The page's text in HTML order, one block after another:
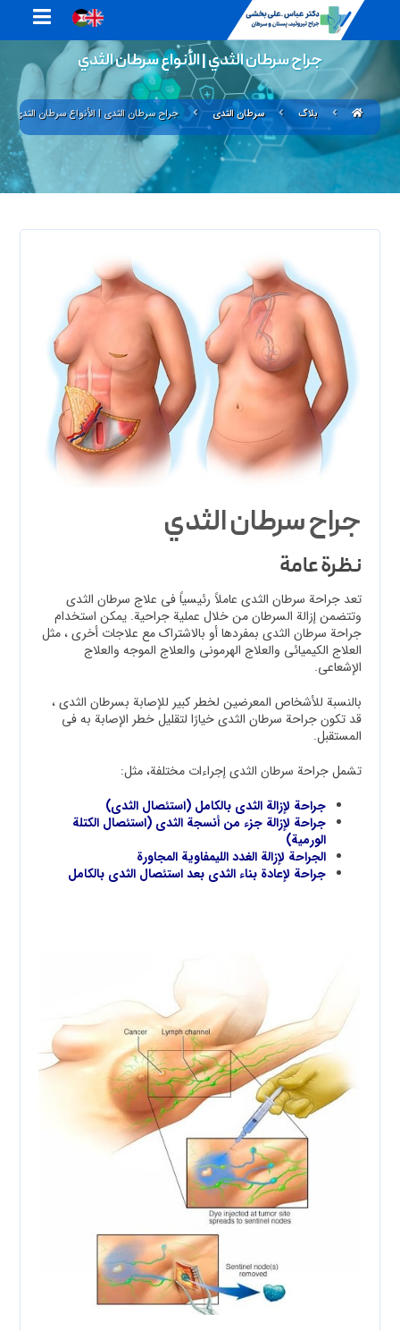
جراح سرطان الثدي | الأنواع سرطان الثدي
بلاگ سرطان الثدي جراح سرطان الثدي | الأنواع سرطان الثدي
جراح سرطان الثدي
نظرة عامة
تعد جراحة سرطان الثدي عاملاً رئيسياً في علاج سرطان الثدي
وتتضمن إزالة السرطان من خلال عملية جراحية. يمكن استخدام
جراحة سرطان الثدي بمفردها أو بالاشتراك مع علاجات أخرى ، مثل
العلاج الكيميائي والعلاج الهرموني والعلاج الموجه والعلاج
الإشعاعي.
بالنسبة للأشخاص المعرضين لخطر كبير للإصابة بسرطان الثدي ،
قد تكون جراحة سرطان الثدي خيارًا لتقليل خطر الإصابة به في
المستقبل.
تشمل جراحة سرطان الثدي إجراءات مختلفة، مثل:
جراحة لإزالة الثدي بالكامل (استئصال الثدي)
جراحة لإزالة جزء من أنسجة الثدي (استئصال الكتلة
الورمية)
الجراحة لإزالة الغدد الليمفاوية المجاورة
جراحة لإعادة بناء الثدي بعد استئصال الثدي بالكامل